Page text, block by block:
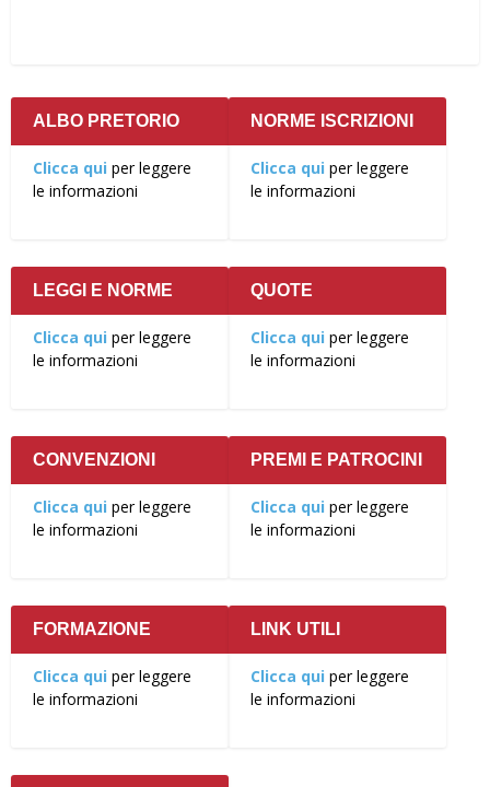
ALBO PRETORIO
Clicca qui per leggere
le informazioni
NORME ISCRIZIONI
Clicca qui per leggere
le informazioni
LEGGI E NORME
Clicca qui per leggere
le informazioni
QUOTE
Clicca qui per leggere
le informazioni
CONVENZIONI
Clicca qui per leggere
le informazioni
PREMI E PATROCINI
Clicca qui per leggere
le informazioni
FORMAZIONE
Clicca qui per leggere
le informazioni
LINK UTILI
Clicca qui per leggere
le informazioni